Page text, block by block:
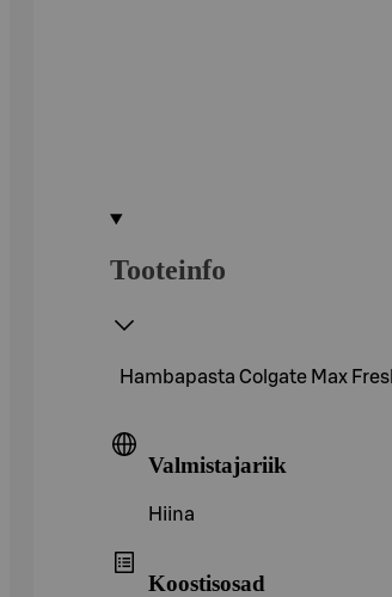
Tooteinfo
Hambapasta Colgate Max
Valmistajariik
Hiina
Koostisosad